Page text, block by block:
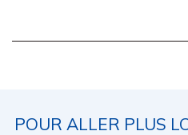
POUR ALLER PLUS